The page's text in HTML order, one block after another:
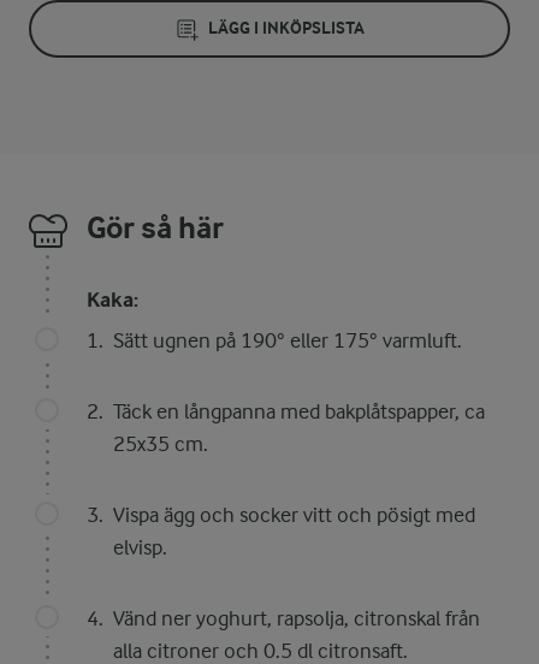
LÄGG I INKÖPSLISTA
Gör så här
Kaka:
Sätt ugnen på 190° eller 175° varmluft.
Täck en långpanna med bakplåtspapper, ca
25x35 cm.
Vispa ägg och socker vitt och pösigt med
elvisp.
Vänd ner yoghurt, rapsolja, citronskal från
alla citroner och 0.5 dl citronsaft.